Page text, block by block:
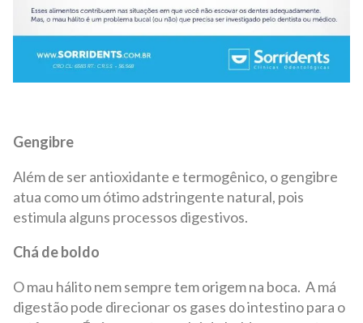
Gengibre
Além de ser antioxidante e termogênico, o gengibre
atua como um ótimo adstringente natural, pois
estimula alguns processos digestivos.
Chá de boldo
O mau hálito nem sempre tem origem na boca. A má
digestão pode direcionar os gases do intestino para o